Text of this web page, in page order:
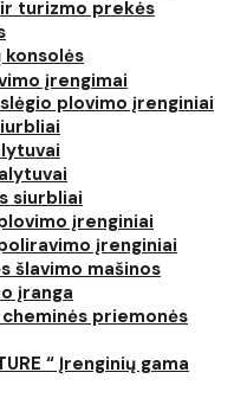
turizmo prekės
konsolės
įrengimai
plovimo įrenginiai
siurbliai
įrenginiai
įrenginiai
šlavimo mašinos
įranga
priemonės
“ Įrenginių gama